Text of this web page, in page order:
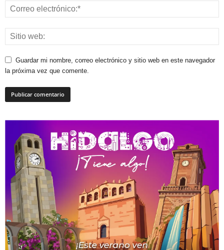
Guardar mi nombre, correo electrónico y sitio web en este navegador
la próxima vez que comente.